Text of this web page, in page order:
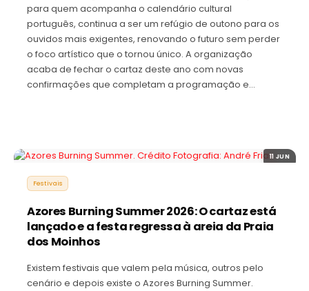
para quem acompanha o calendário cultural
português, continua a ser um refúgio de outono para os
ouvidos mais exigentes, renovando o futuro sem perder
o foco artístico que o tornou único. A organização
acaba de fechar o cartaz deste ano com novas
confirmações que completam a programação e…
11 JUN
Festivais
Azores Burning Summer 2026: O cartaz está
lançado e a festa regressa à areia da Praia
dos Moinhos
Existem festivais que valem pela música, outros pelo
cenário e depois existe o Azores Burning Summer.